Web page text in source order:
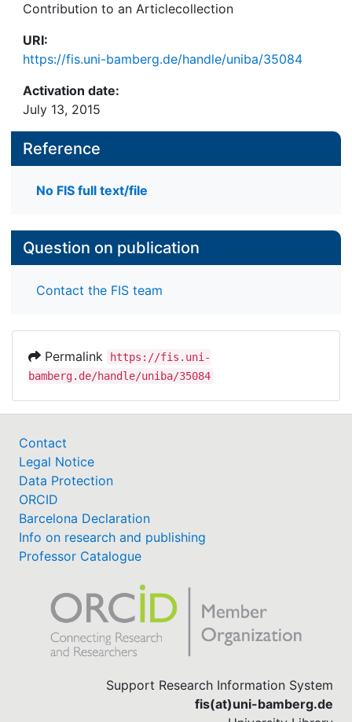
Contribution to an Articlecollection
URI:
https://fis.uni-bamberg.de/handle/uniba/35084
Activation date:
July 13, 2015
Reference
No FIS full text/file
Question on publication
Contact the FIS team
Permalink
https://fis.uni-
bamberg.de/handle/uniba/35084
Contact
Legal Notice
Data Protection
ORCID
Barcelona Declaration
Info on research and publishing
Professor Catalogue
Support Research Information System
fis(at)uni-bamberg.de